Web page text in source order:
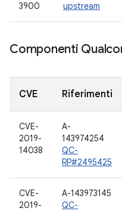
3900
upstream
Componenti
CVE Riferimenti
CVE-
2019-
14038
A-
143974254
QC-
RP#2495425
CVE-
2019-
A-143973145
QC-